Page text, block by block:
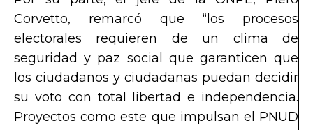
Corvetto, remarcó que “los procesos
electorales requieren de un clima de
seguridad y paz social que garanticen que
los ciudadanos y ciudadanas puedan decidir
su voto con total libertad e independencia.
Proyectos como este que impulsan el PNUD